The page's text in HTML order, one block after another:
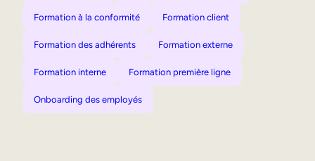
Formation à la conformité Formation client
Formation des adhérents Formation externe
Formation interne Formation première ligne
Onboarding des employés